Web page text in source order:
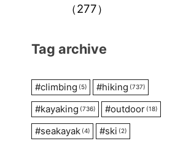
（277）
Tag archive
#climbing (5) #hiking (737)
#kayaking (736) #outdoor (18)
#seakayak (4) #ski (2)